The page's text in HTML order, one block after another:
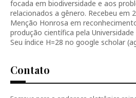
focada em biodiversidade e aos
relacionados a gênero. Recebeu em
Menção Honrosa em
produção científica pela
Seu índice H=28 no google scholar
Contato